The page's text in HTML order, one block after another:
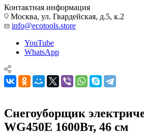
Контактная информация
Москва, ул. Гвардейская, д.5, к.2
info@ecotools.store
YouTube
WhatsApp
Снегоуборщик
WG450E 1600Вт, 46 см